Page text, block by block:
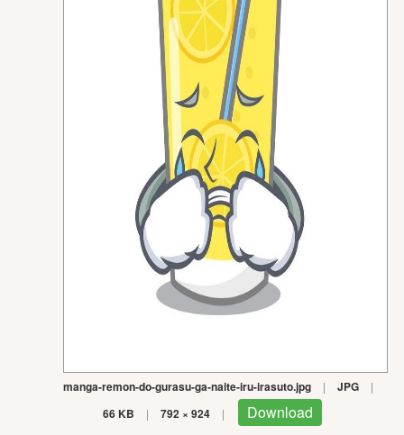
manga-remon-do-gurasu-ga-naite-iru-irasuto.jpg | JPG |
66 KB | 792 × 924 | Download